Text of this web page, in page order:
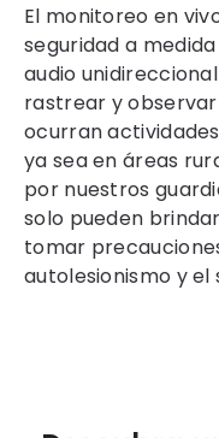
El monitoreo en
seguridad a
audio
rastrear y observar
ocurran
ya sea en áreas
por nuestros
solo pueden
tomar
autolesionismo y el